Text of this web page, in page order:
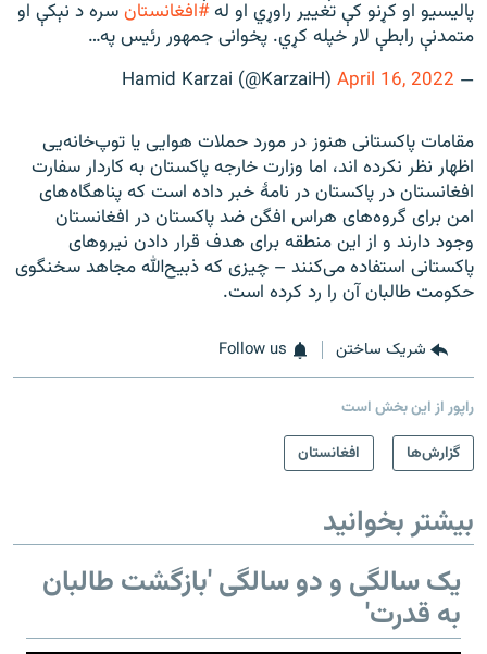
پالیسیو او کړنو کې تغییر راوړي او له#افغانستانسره د نېکې او
متمدنې رابطې لار خپله کړي. پخوانی جمهور رئیس په…
— Hamid Karzai (@KarzaiH)
April 16, 2022
مقامات پاکستانی هنوز در مورد حملات هوایی یا توپ‌خانه‌یی
اظهار نظر نکرده اند، اما وزارت خارجه پاکستان به کاردار سفارت
افغانستان در پاکستان در نامۀ خبر داده است که پناهگاه‌های
امن برای گروه‌های هراس افگن ضد پاکستان در افغانستان
وجود دارند و از این منطقه برای هدف قرار دادن نیروهای
پاکستانی استفاده می‌کنند – چیزی که ذبیح‌الله مجاهد سخنگوی
حکومت طالبان آن را رد کرده است.
شریک ساختن Follow us
راپور از این بخش است
گزارش‌ها
افغانستان
بیشتر بخوانید
یک سالگی و دو سالگی 'بازگشت طالبان
به قدرت'